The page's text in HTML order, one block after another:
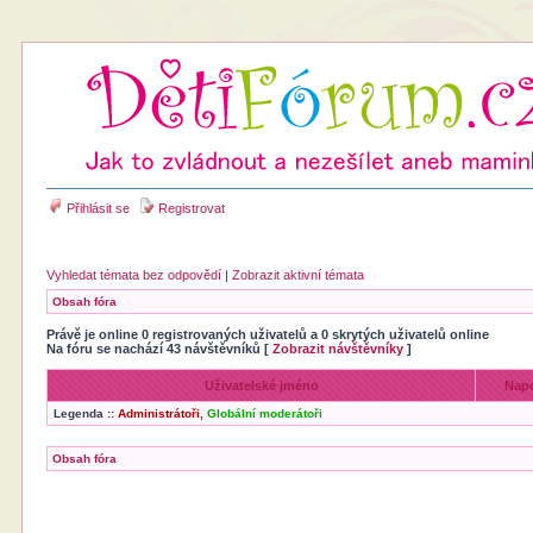
Přihlásit se Registrovat
Vyhledat témata bez odpovědí |Zobrazit aktivní témata
Obsah fóra
Právě je online 0 registrovaných uživatelů a 0 skrytých uživatelů online
Na fóru se nachází 43 návštěvníků [Zobrazit návštěvníky ]
Uživatelské jméno
Legenda ::Administrátoři ,Globální moderátoři
Obsah fóra